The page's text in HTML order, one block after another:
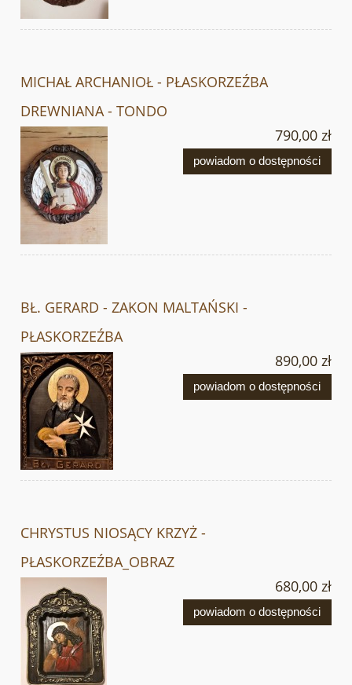
MICHAŁ ARCHANIOŁ - PŁASKORZEŹBA
DREWNIANA - TONDO
790,00 zł
powiadom o dostępności
BŁ. GERARD - ZAKON MALTAŃSKI -
PŁASKORZEŹBA
890,00 zł
powiadom o dostępności
CHRYSTUS NIOSĄCY KRZYŻ -
PŁASKORZEŹBA_OBRAZ
680,00 zł
powiadom o dostępności